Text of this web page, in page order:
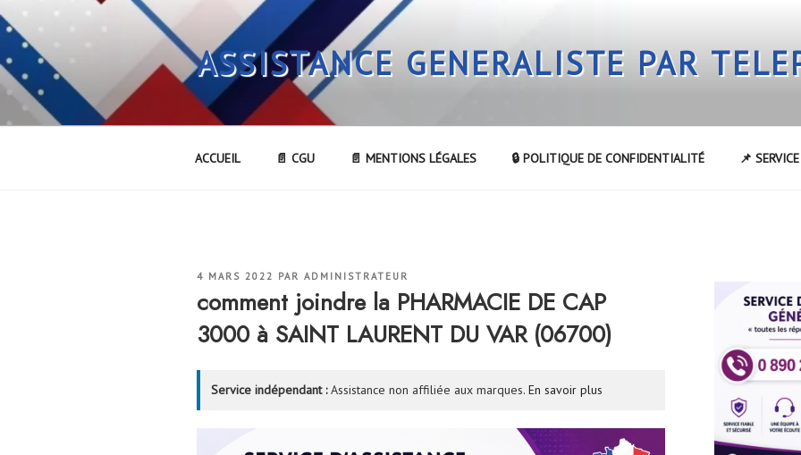
Aller
au
contenu
principal
ASSISTANCE GENERALISTE PAR
ACCUEIL 📄 CGU 📄 MENTIONS LÉGALES 🔒 POLITIQUE DE CONFIDENTIALITÉ 📌
PUBLIÉ
4 MARS 2022 PAR ADMINISTRATEUR
comment joindre la PHARMACIE DE CAP
3000 à SAINT LAURENT DU VAR (06700)
Service indépendant :Assistance non affiliée aux marques. En savoir plus